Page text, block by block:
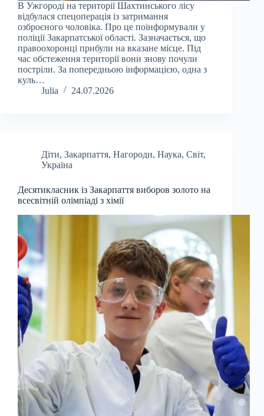
В Ужгороді на території Шахтинського лісу
відбулася спецоперація із затримання
озброєного чоловіка. Про це поінформували у
поліції Закарпатської області. Зазначається, що
правоохоронці прибули на вказане місце. Під
час обстеження території вони знову почули
постріли. За попередньою інформацією, одна з
куль…
Julia
24.07.2026
Діти, Закарпаття, Нагороди, Наука, Світ,
Україна
Десятикласник із Закарпаття виборов золото на
всесвітній олімпіаді з хімії